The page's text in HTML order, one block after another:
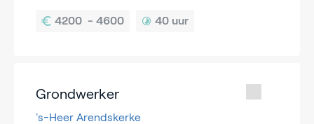
40 uur
Grondwerker
's-Heer Arendskerke